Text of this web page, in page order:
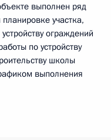
выполнен ряд
участка,
ограждений
по устройству
школы
выполнения